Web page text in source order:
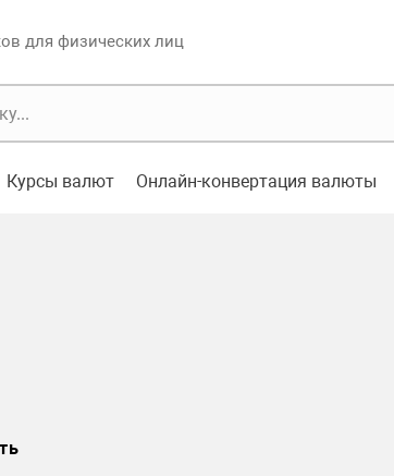
для физических лиц
Курсы валют Онлайн-конвертация валюты